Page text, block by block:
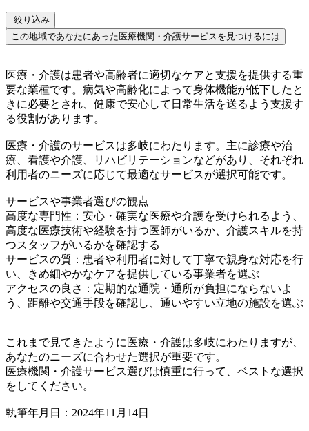
絞り込み
この地域であなたにあった医療機関・介護サービスを見つけるには
医療・介護は患者や高齢者に適切なケアと支援を提供する重
要な業種です。病気や高齢化によって身体機能が低下したと
きに必要とされ、健康で安心して日常生活を送るよう支援す
る役割があります。
医療・介護のサービスは多岐にわたります。主に診療や治
療、看護や介護、リハビリテーションなどがあり、それぞれ
利用者のニーズに応じて最適なサービスが選択可能です。
サービスや事業者選びの観点
高度な専門性：安心・確実な医療や介護を受けられるよう、
高度な医療技術や経験を持つ医師がいるか、介護スキルを持
つスタッフがいるかを確認する
サービスの質：患者や利用者に対して丁寧で親身な対応を行
い、きめ細やかなケアを提供している事業者を選ぶ
アクセスの良さ：定期的な通院・通所が負担にならないよ
う、距離や交通手段を確認し、通いやすい立地の施設を選ぶ
これまで見てきたように医療・介護は多岐にわたりますが、
あなたのニーズに合わせた選択が重要です。
医療機関・介護サービス選びは慎重に行って、ベストな選択
をしてください。
執筆年月日：2024年11月14日